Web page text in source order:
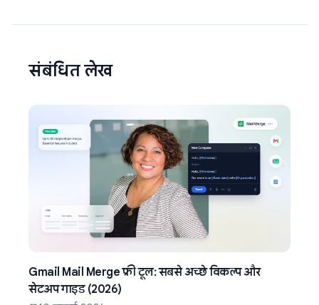
संबंधित लेख
Gmail Mail Merge फ्री टूल: सबसे अच्छे विकल्प और
सेटअप गाइड (2026)